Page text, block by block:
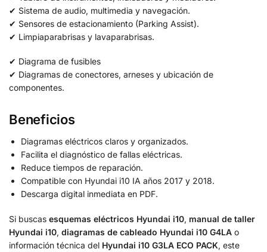
✔ Sistema de audio, multimedia y navegación.
✔ Sensores de estacionamiento (Parking Assist).
✔ Limpiaparabrisas y lavaparabrisas.
✔ Diagrama de fusibles
✔ Diagramas de conectores, arneses y ubicación de
componentes.
Beneficios
Diagramas eléctricos claros y organizados.
Facilita el diagnóstico de fallas eléctricas.
Reduce tiempos de reparación.
Compatible con Hyundai i10 IA años 2017 y 2018.
Descarga digital inmediata en PDF.
Si buscas esquemas eléctricos Hyundai i10, manual de taller
Hyundai i10, diagramas de cableado Hyundai i10 G4LA o
información técnica del Hyundai i10 G3LA ECO PACK, este